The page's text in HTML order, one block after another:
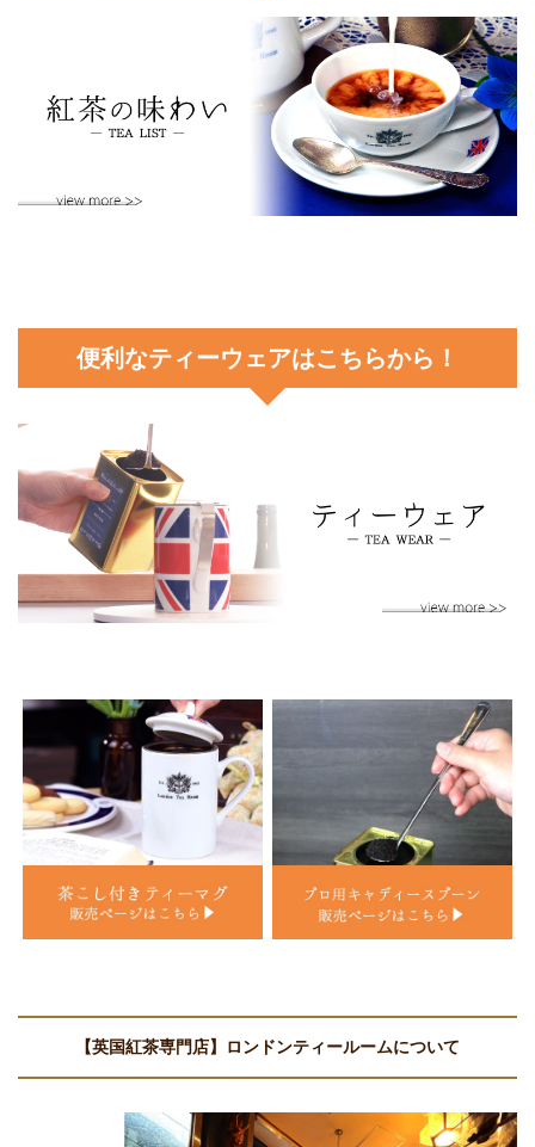
便利なティーウェアはこちらから！
【英国紅茶専門店】ロンドンティールームについて